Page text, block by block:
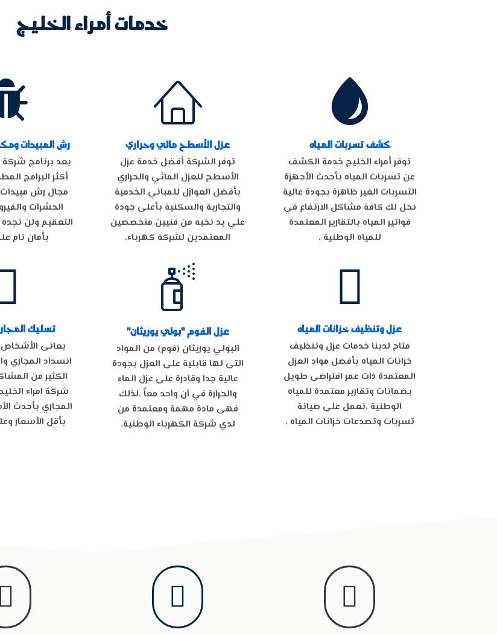
خدمات أمراء الخليج

كشف تسربات المياه
توفر أمراء الخليج خدمة الكشف
عن تسربات المياه بأحدث الأجهزة
التسربات الغير ظاهرة بجودة عالية
نحل لك كافة مشاكل الارتفاع في
فواتير المياه بالتقارير المعتمدة
للمياه الوطنية .

عزل وتنظيف خزانات المياه
متاح لدينا خدمات عزل وتنظيف
خزانات المياه بأفضل مواد العزل
المعتمدة ذات عمر افتراضى طويل
بضمانات وتقارير معتمدة للمياه
الوطنية ،نعمل على صيانة
تسربات وتصدعات خزانات المياه .

عزل الأسطح مائي وحراري
توفر الشركة أفضل خدمة عزل
الأسطح للعزل المائي والحراري
بأفضل العوازل للمباني الخدمية
والتجارية والسكنية بأعلى جودة
علي يد نخبه من فنيين متخصصين
المعتمدين لشركة كهرباء.

عزل الفوم "بولي يوريثان"
البولي يوريثان (فوم) من المواد
التى لها قابلية على العزل بجودة
عالية جدا وقادرة على عزل الماء
والحرارة في آن واحد معاً ،لذلك
فهى مادة مهمة ومعتمدة من
لدي شركة الكهرباء الوطنية.
رش المبيدات
يعد برنامج شركة
أكثر البرامج
مجال رش مبيدات
الحشرات
التعقيم ولن تجده
بأمان تام
تسليك
يعانى الأشخاص
انسداد المجاري
الكثير من
شركة امراء
المجاري بأحدث
بأقل الأسعار


